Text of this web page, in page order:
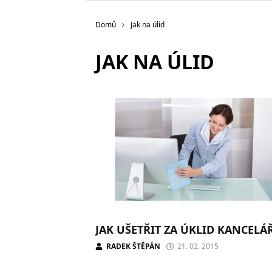
Domů Jak na úlid
JAK NA ÚLID
JAK UŠETŘIT ZA ÚKLID
RADEK ŠTĚPÁN 21. 02. 2015